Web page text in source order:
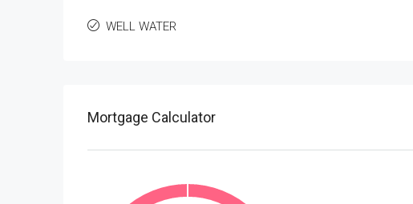
WELL WATER
Mortgage Calculator